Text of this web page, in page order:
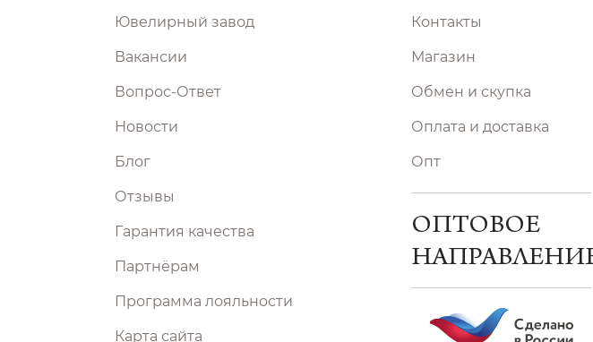
Ювелирный завод
Вакансии
Вопрос-Ответ
Новости
Блог
Отзывы
Гарантия качества
Партнёрам
Программа лояльности
Карта сайта
Контакты
Магазин
Обмен и скупка
Оплата и доставка
Опт
ОПТОВОЕ